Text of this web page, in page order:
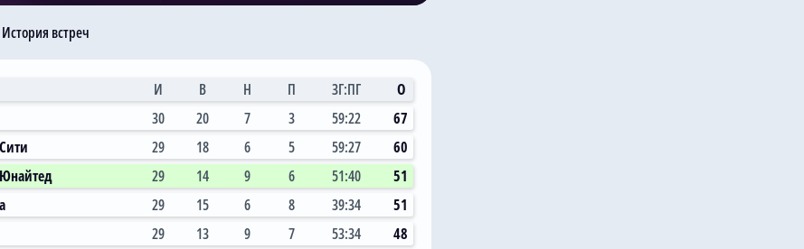
История встреч
И В Н П ЗГ:ПГ
О
30 20 7 3 59:22
67
29 18 6 5 59:27
60
29 14 9 6 51:40
51
29 15 6 8 39:34
51
29 13 9 7 53:34
48